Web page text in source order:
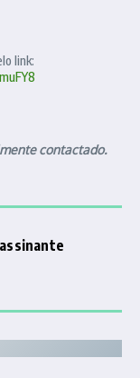
link:
contactado.